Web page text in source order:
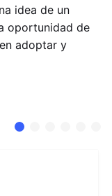
idea de un
oportunidad de
adoptar y